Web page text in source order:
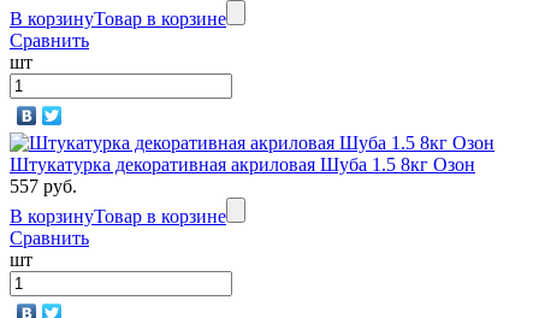
В корзинуТовар в корзине
Сравнить
шт
Штукатурка декоративная акриловая Шуба 1.5 8кг Озон
557 руб.
В корзинуТовар в корзине
Сравнить
шт